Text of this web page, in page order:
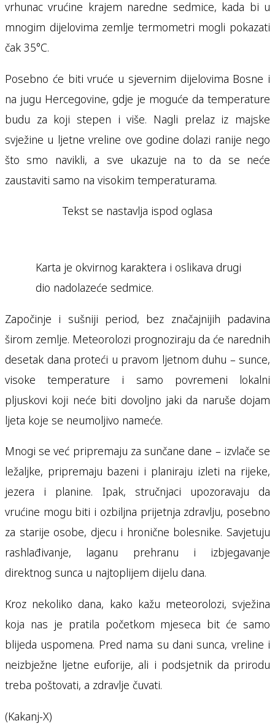
vrhunac vrućine krajem naredne sedmice, kada bi u
mnogim dijelovima zemlje termometri mogli pokazati
čak 35°C.
Posebno će biti vruće u sjevernim dijelovima Bosne i
na jugu Hercegovine, gdje je moguće da temperature
budu za koji stepen i više. Nagli prelaz iz majske
svježine u ljetne vreline ove godine dolazi ranije nego
što smo navikli, a sve ukazuje na to da se neće
zaustaviti samo na visokim temperaturama.
Tekst se nastavlja ispod oglasa
Karta je okvirnog karaktera i oslikava drugi
dio nadolazeće sedmice.
Započinje i sušniji period, bez značajnijih padavina
širom zemlje. Meteorolozi prognoziraju da će narednih
desetak dana proteći u pravom ljetnom duhu – sunce,
visoke temperature i samo povremeni lokalni
pljuskovi koji neće biti dovoljno jaki da naruše dojam
ljeta koje se neumoljivo nameće.
Mnogi se već pripremaju za sunčane dane – izvlače se
ležaljke, pripremaju bazeni i planiraju izleti na rijeke,
jezera i planine. Ipak, stručnjaci upozoravaju da
vrućine mogu biti i ozbiljna prijetnja zdravlju, posebno
za starije osobe, djecu i hronične bolesnike. Savjetuju
rashlađivanje, laganu prehranu i izbjegavanje
direktnog sunca u najtoplijem dijelu dana.
Kroz nekoliko dana, kako kažu meteorolozi, svježina
koja nas je pratila početkom mjeseca bit će samo
blijeda uspomena. Pred nama su dani sunca, vreline i
neizbježne ljetne euforije, ali i podsjetnik da prirodu
treba poštovati, a zdravlje čuvati.
(Kakanj-X)